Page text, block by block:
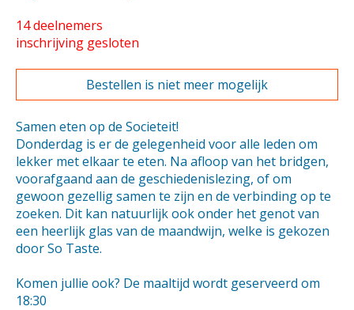
14 deelnemers
inschrijving gesloten
Bestellen is niet meer mogelijk
Samen eten op de Societeit!
Donderdag is er de gelegenheid voor alle leden om
lekker met elkaar te eten. Na afloop van het bridgen,
voorafgaand aan de geschiedenislezing, of om
gewoon gezellig samen te zijn en de verbinding op te
zoeken. Dit kan natuurlijk ook onder het genot van
een heerlijk glas van de maandwijn, welke is gekozen
door So Taste.
Komen jullie ook? De maaltijd wordt geserveerd om
18:30